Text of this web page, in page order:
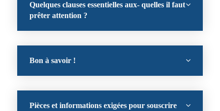
Quelques clauses essentielles aux- quelles il faut
prêter attention ?
Bon à savoir !
Pièces et informations exigées pour souscrire